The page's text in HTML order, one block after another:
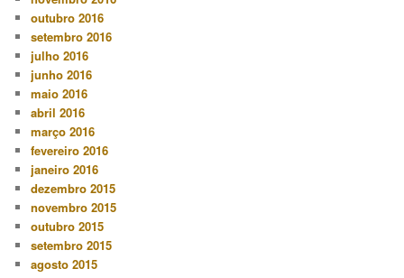
outubro 2016
setembro 2016
julho 2016
junho 2016
maio 2016
abril 2016
março 2016
fevereiro 2016
janeiro 2016
dezembro 2015
novembro 2015
outubro 2015
setembro 2015
agosto 2015